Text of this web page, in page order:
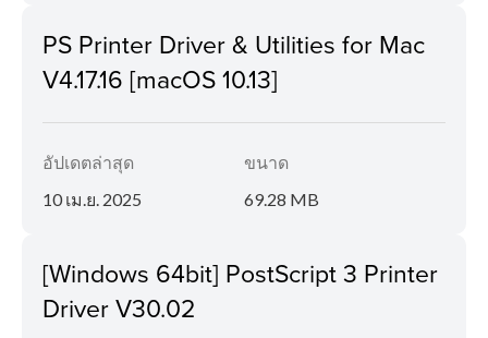
PS Printer Driver & Utilities for Mac
V4.17.16 [macOS 10.13]
อัปเดตล่าสุด
10 เม.ย. 2025
ขนาด
69.28 MB
[Windows 64bit] PostScript 3 Printer
Driver V30.02